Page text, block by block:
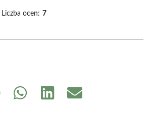
Liczba ocen: 7
Share
Share
Share